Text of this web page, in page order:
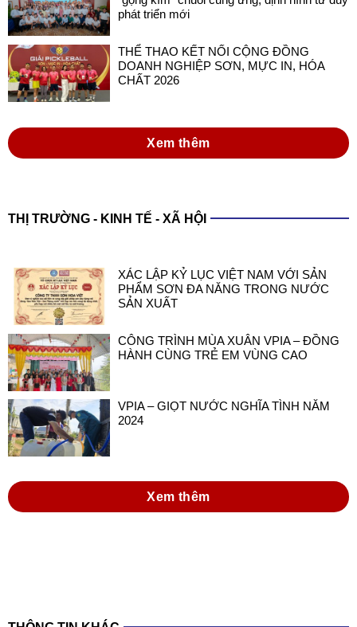
phát triển mới
THỂ THAO KẾT NỐI CỘNG ĐỒNG
DOANH NGHIỆP SƠN, MỰC IN, HÓA
CHẤT 2026
Xem thêm
THỊ TRƯỜNG - KINH TẾ - XÃ HỘI
XÁC LẬP KỶ LỤC VIỆT NAM VỚI SẢN
PHẨM SƠN ĐA NĂNG TRONG NƯỚC
SẢN XUẤT
CÔNG TRÌNH MÙA XUÂN VPIA – ĐỒNG
HÀNH CÙNG TRẺ EM VÙNG CAO
VPIA – GIỌT NƯỚC NGHĨA TÌNH NĂM
2024
Xem thêm